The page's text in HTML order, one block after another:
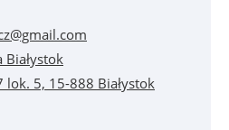
Białystok
lok. 5, 15-888 Białystok